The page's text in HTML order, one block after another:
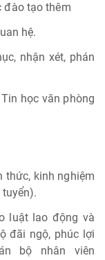
đào tạo thêm
hệ.
nhận xét, phán
học văn phòng
thức, kinh nghiệm
luật lao động và
đãi ngộ, phúc lợi
bộ nhân viên